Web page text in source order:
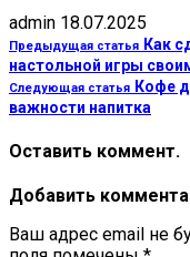
admin 18.07.2025
Предыдущая статья Как
настольной игры
Следующая статья Кофе
важности напитка
Оставить коммент.
Добавить
Ваш адрес email не